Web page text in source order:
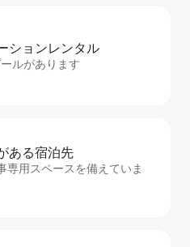
シ⁠ョ⁠ンレ⁠ン⁠タ⁠ル
ルがあります
あ⁠る宿⁠泊⁠先
専用スペースを備えていま